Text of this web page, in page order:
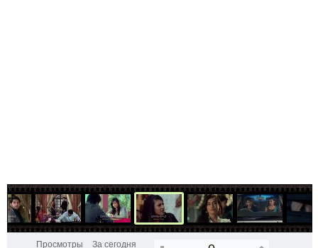
Просмотры За сегодня